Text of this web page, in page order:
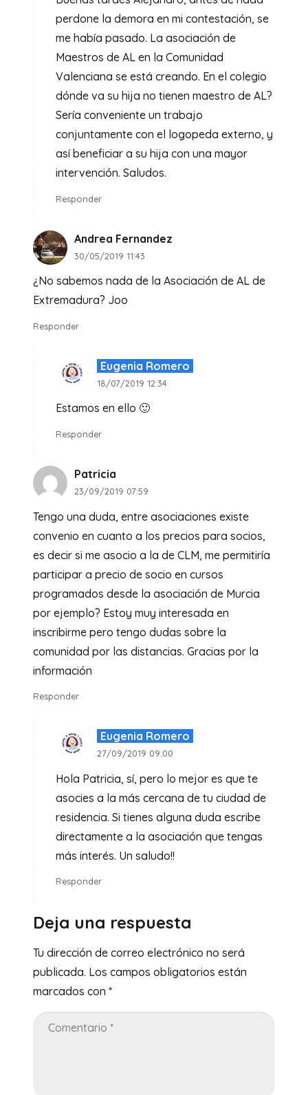
perdone la demora en mi contestación, se
me había pasado. La asociación de
Maestros de AL en la Comunidad
Valenciana se está creando. En el colegio
dónde va su hija no tienen maestro de AL?
Sería conveniente un trabajo
conjuntamente con el logopeda externo, y
así beneficiar a su hija con una mayor
intervención. Saludos.
Responder
Andrea Fernandez
30/05/2019 11:43
¿No sabemos nada de la Asociación de AL de
Extremadura? Joo
Responder
Eugenia Romero
18/07/2019 12:34
Estamos en ello 🙂
Responder
Patricia
23/09/2019 07:59
Tengo una duda, entre asociaciones existe
convenio en cuanto a los precios para socios,
es decir si me asocio a la de CLM, me permitiría
participar a precio de socio en cursos
programados desde la asociación de Murcia
por ejemplo? Estoy muy interesada en
inscribirme pero tengo dudas sobre la
comunidad por las distancias. Gracias por la
información
Responder
Eugenia Romero
27/09/2019 09:00
Hola Patricia, sí, pero lo mejor es que te
asocies a la más cercana de tu ciudad de
residencia. Si tienes alguna duda escribe
directamente a la asociación que tengas
más interés. Un saludo!!
Responder
Deja una respuesta
Tu dirección de correo electrónico no será
publicada. Los campos obligatorios están
marcados con *